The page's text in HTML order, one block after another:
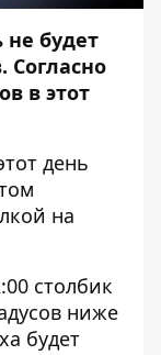
не будет
Согласно
в этот
день
на
столбик
ниже
будет